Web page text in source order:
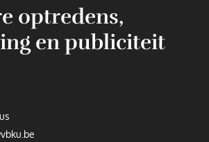
optredens,
en publiciteit